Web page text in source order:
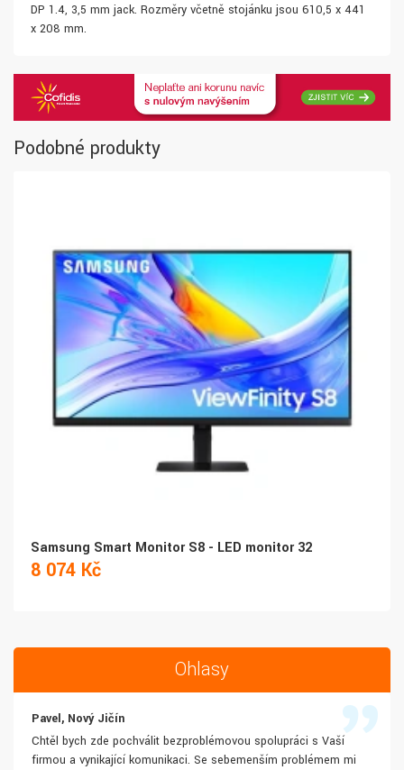
DP 1.4, 3,5 mm jack. Rozměry včetně stojánku jsou 610,5 x 441
x 208 mm.
Podobné produkty
Samsung Smart Monitor S8 - LED monitor 32
8 074 Kč
Ohlasy
Pavel, Nový Jičín
Chtěl bych zde pochválit bezproblémovou spolupráci s Vaší
firmou a vynikající komunikaci. Se sebemenším problémem mi